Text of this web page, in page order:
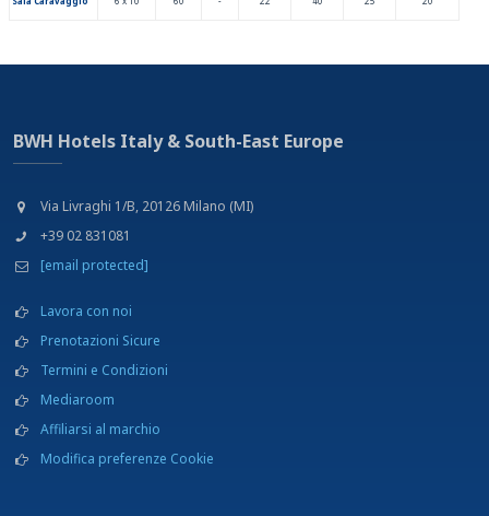
Cinema
Noleggio biciclette
Parcheggio
Percorsi mountain bike
Pesca
Piscina
Shopping outlets
Teatro
Tennis
BWH Hotels Italy & South-East Europe
Via Livraghi 1/B, 20126 Milano (MI)
+39 02 831081
[email protected]
Lavora con noi
Prenotazioni Sicure
Termini e Condizioni
Mediaroom
Affiliarsi al marchio
Modifica preferenze Cookie